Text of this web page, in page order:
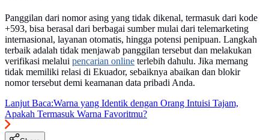
Panggilan dari nomor asing yang tidak dikenal, termasuk dari kode
+593, bisa berasal dari berbagai sumber mulai dari telemarketing
internasional, layanan otomatis, hingga potensi penipuan. Langkah
terbaik adalah tidak menjawab panggilan tersebut dan melakukan
verifikasi melalui pencarian online terlebih dahulu. Jika memang
tidak memiliki relasi di Ekuador, sebaiknya abaikan dan blokir
nomor tersebut demi keamanan data pribadi Anda.
Lanjut Baca:Warna yang Identik dengan Orang Intuisi Tajam,
Apakah Termasuk Warna Favoritmu?